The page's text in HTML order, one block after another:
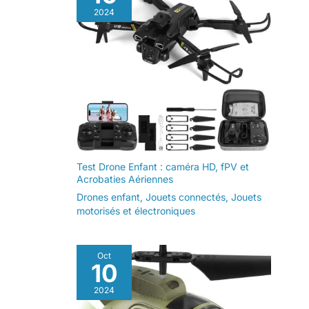
plus nettes et plus
lumineuses. Elle est livrée
avec un film de protection
d'écran à 3 couches qui
empêche les rayures sur
l'écran. Cette tablette
Android de 10 pouces est
également équipée d'une
batterie de 5 000 mAh qui
offre jusqu'à 8 heures
d'autonomie sur une seule
charge. Vous pouvez
également utiliser le port
Type-C pour connecter
une souris et un clavier.
Vous pouvez ainsi
travailler ou jouer toute la
en déplacement.
électroniques, de films,
d'émissions de télévision
et de musique lors de vos
déplacements
électroniques, de films, d'émissions de télévision et
de musique lors de vos voyages ou de vos
déplacements professionnels. Nous offrons une
garantie d'un an sur cette tablette Android. Si vous
rencontrez des problèmes de qualité, veuillez nous
contacter en joignant vos documents d'achat Amazon
et nous ferons tout notre possible pour garantir votre
2024
Test Drone Enfant : caméra HD, fPV et
Acrobaties Aériennes
Drones enfant, Jouets connectés, Jouets
motorisés et électroniques
Oct
10
2024